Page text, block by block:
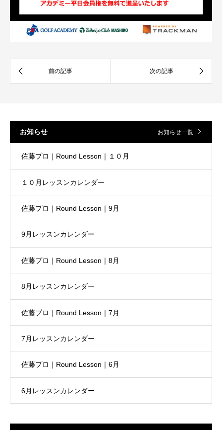
お知らせ お知らせ一覧
佐藤プロ｜Round Lesson｜１０月
１０月レッスンカレンダー
佐藤プロ｜Round Lesson｜9月
9月レッスンカレンダー
佐藤プロ｜Round Lesson｜8月
8月レッスンカレンダー
佐藤プロ｜Round Lesson｜7月
7月レッスンカレンダー
佐藤プロ｜Round Lesson｜6月
6月レッスンカレンダー